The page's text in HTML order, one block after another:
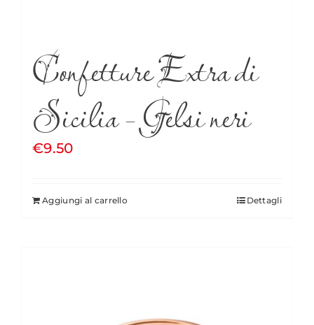
Confetture Extra di
Sicilia – Gelsi neri
€9.50
Aggiungi al carrello Dettagli